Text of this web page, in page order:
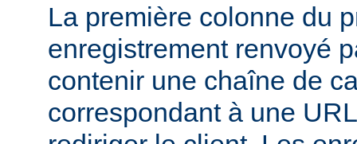
La première colonne du
enregistrement renvoyé
contenir une chaîne de
correspondant à une